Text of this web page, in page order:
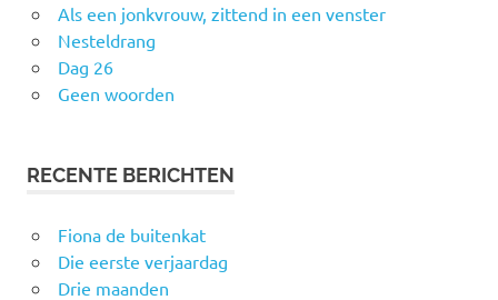
Als een jonkvrouw, zittend in een venster
Nesteldrang
Dag 26
Geen woorden
RECENTE BERICHTEN
Fiona de buitenkat
Die eerste verjaardag
Drie maanden